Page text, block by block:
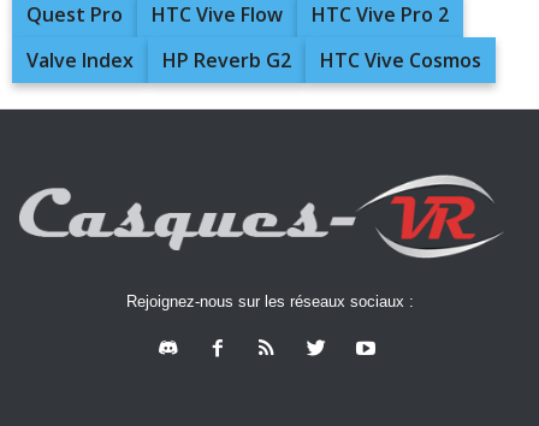
Quest Pro
HTC Vive Flow
HTC Vive Pro 2
Valve Index
HP Reverb G2 HTC Vive Cosmos
Rejoignez-nous sur les réseaux sociaux :